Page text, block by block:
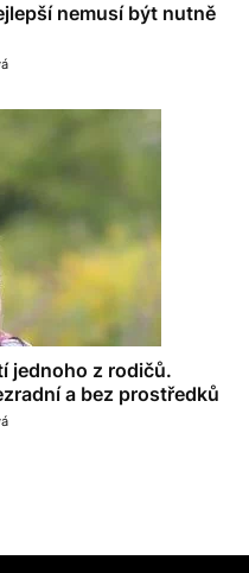
nemusí být nutně
jednoho z rodičů.
a bez prostředků